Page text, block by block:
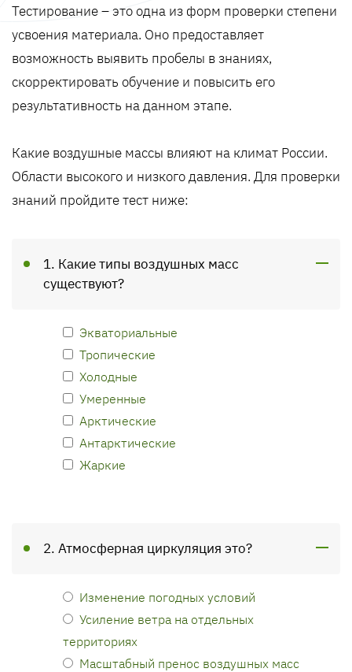
Тестирование – это одна из форм проверки степени
усвоения материала. Оно предоставляет
возможность выявить пробелы в знаниях,
скорректировать обучение и повысить его
результативность на данном этапе.
Какие воздушные массы влияют на климат России.
Области высокого и низкого давления. Для проверки
знаний пройдите тест ниже:
1. Какие типы воздушных масс
существуют?
Экваториальные
Тропические
Холодные
Умеренные
Арктические
Антарктические
Жаркие
2. Атмосферная циркуляция это?
Изменение погодных условий
Усиление ветра на отдельных
территориях
Масштабный пренос воздушных масс